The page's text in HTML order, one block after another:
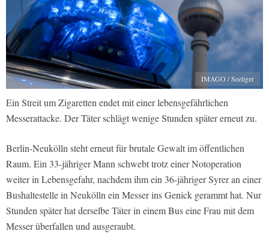
IMAGO / Seeliger
Ein Streit um Zigaretten endet mit einer lebensgefährlichen
Messerattacke. Der Täter schlägt wenige Stunden später erneut zu.
Berlin-Neukölln steht erneut für brutale Gewalt im öffentlichen
Raum. Ein 33-jähriger Mann schwebt trotz einer Notoperation
weiter in Lebensgefahr, nachdem ihm ein 36-jähriger Syrer an einer
Bushaltestelle in Neukölln ein Messer ins Genick gerammt hat. Nur
Stunden später hat derselbe Täter in einem Bus eine Frau mit dem
Messer überfallen und ausgeraubt.